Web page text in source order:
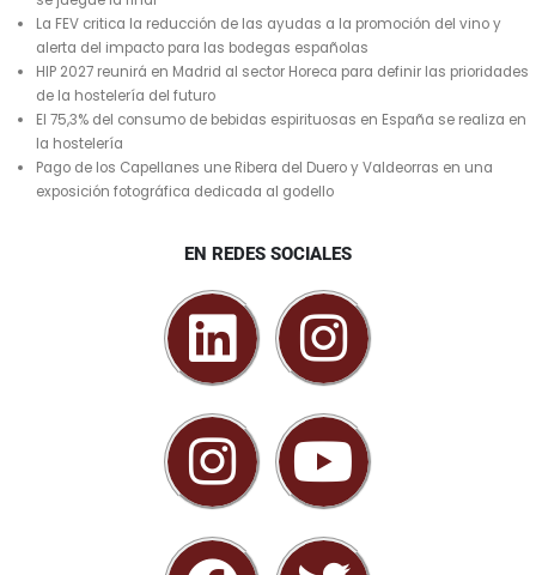
La FEV critica la reducción de las ayudas a la promoción del vino y
alerta del impacto para las bodegas españolas
HIP 2027 reunirá en Madrid al sector Horeca para definir las prioridades
de la hostelería del futuro
El 75,3% del consumo de bebidas espirituosas en España se realiza en
la hostelería
Pago de los Capellanes une Ribera del Duero y Valdeorras en una
exposición fotográfica dedicada al godello
EN REDES SOCIALES